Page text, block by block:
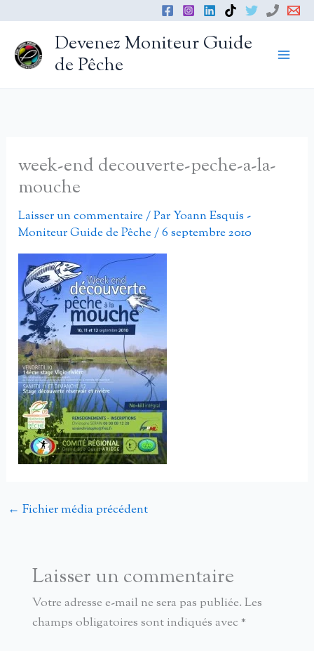
contenu
Devenez Moniteur Guide
de Pêche
week-end decouverte-peche-a-la-
mouche
Laisser un commentaire/ ParYoann Esquis -
Moniteur Guide de Pêche/6 septembre 2010
← Fichier média précédent
Laisser un commentaire
Votre adresse e-mail ne sera pas publiée. Les
champs obligatoires sont indiqués avec *